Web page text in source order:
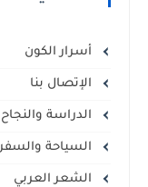
أسرار الكون
الإتصال بنا
الدراسة والنجاح
السياحة والسفر
الشعر العربي